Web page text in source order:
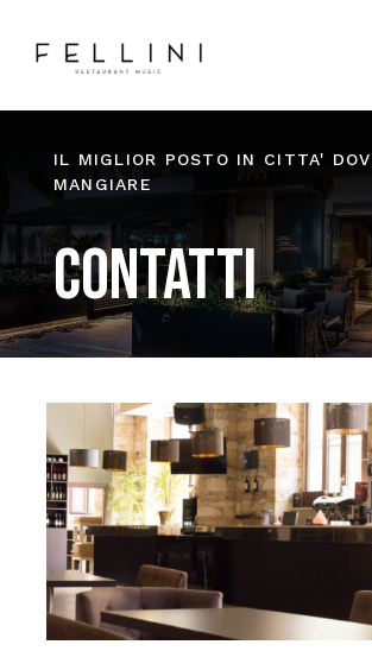
Contatti
IL MIGLIOR POSTO IN CITTA'
MANGIARE
Contatti